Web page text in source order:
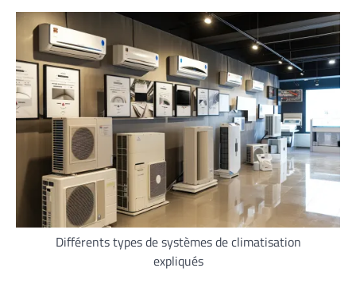
Différents types de systèmes de climatisation
expliqués